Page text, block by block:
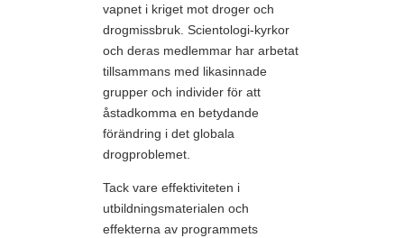
vapnet i kriget mot droger och
drogmissbruk. Scientologi-kyrkor
och deras medlemmar har arbetat
tillsammans med likasinnade
grupper och individer för att
åstadkomma en betydande
förändring i det globala
drogproblemet.
Tack vare effektiviteten i
utbildningsmaterialen och
effekterna av programmets